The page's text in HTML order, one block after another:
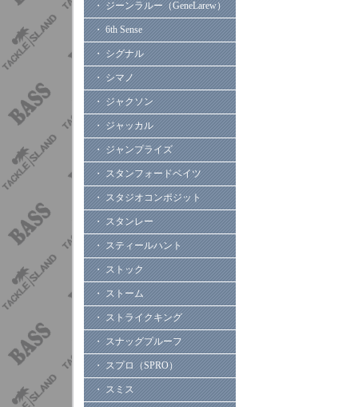
・ ジーンラルー（GeneLarew）
・ 6th Sense
・ シグナル
・ シマノ
・ ジャクソン
・ ジャッカル
・ ジャンプライズ
・ スタンフォードベイツ
・ スタジオコンポジット
・ スタンレー
・ スティールハント
・ ストック
・ ストーム
・ ストライクキング
・ スナッグプルーフ
・ スプロ（SPRO）
・ スミス